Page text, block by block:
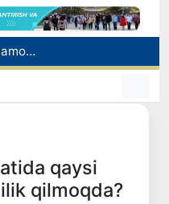
Bolaning familiyasiga otasining ismini berishga ruxsat beriladi
Behruz Karimov faoliyatini Shveytsariyaning «Lugano» klubida davom ettiradi
qaysi
qilmoqda?